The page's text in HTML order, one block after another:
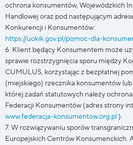
ochrona konsumentów, Wojewódzkich
Handlowej oraz pod następującym
Konkurencji i Konsumentów:
https://uokik.gov.pl/pomoc-dla-
6. Klient będący Konsumentem może
sprawie rozstrzygnięcia sporu między
CUMULUS, korzystając z bezpłatnej
(miejskiego) rzecznika konsumentów
której zadań statutowych należy
Federacji Konsumentów (adres strony
www.federacja-konsumentow.org.pl).
7. W rozwiązywaniu sporów
Europejskich Centrów Konsumenckich.